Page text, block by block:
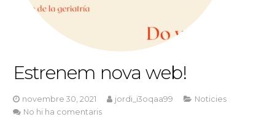
Estrenem nova web!
novembre 30, 2021 jordi_i3oqaa99
Noticies
No hi ha comentaris